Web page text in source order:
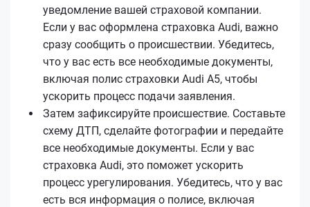
уведомление вашей страховой компании.
Если у вас оформлена страховка Audi, важно
сразу сообщить о происшествии. Убедитесь,
что у вас есть все необходимые документы,
включая полис страховки Audi A5, чтобы
ускорить процесс подачи заявления.
Затем зафиксируйте происшествие. Составьте
схему ДТП, сделайте фотографии и передайте
все необходимые документы. Если у вас
страховка Audi, это поможет ускорить
процесс урегулирования. Убедитесь, что у вас
есть вся информация о полисе, включая